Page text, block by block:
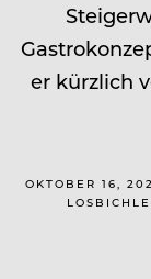
er kürzlich
OKTOBER 16,